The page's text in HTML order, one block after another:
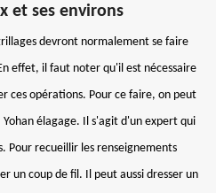
et ses environs
devront normalement se faire
effet, il faut noter qu'il est nécessaire
ces opérations. Pour ce faire, on peut
élagage. Il s'agit d'un expert qui
Pour recueillir les renseignements
un coup de fil. Il peut aussi dresser un